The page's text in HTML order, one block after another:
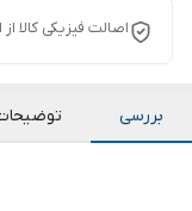
اصالت فیزیکی کالا
بررسی